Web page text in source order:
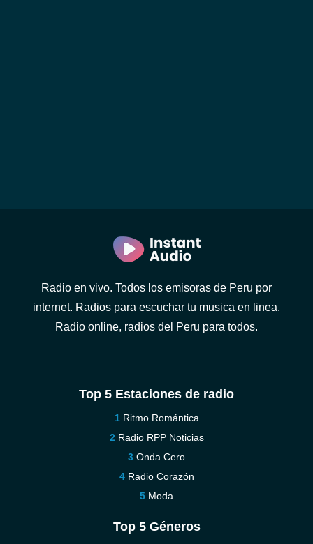
Radio en vivo. Todos los emisoras de Peru por
internet. Radios para escuchar tu musica en linea.
Radio online, radios del Peru para todos.
Top 5 Estaciones de radio
Ritmo Romántica
Radio RPP Noticias
Onda Cero
Radio Corazón
Moda
Top 5 Géneros